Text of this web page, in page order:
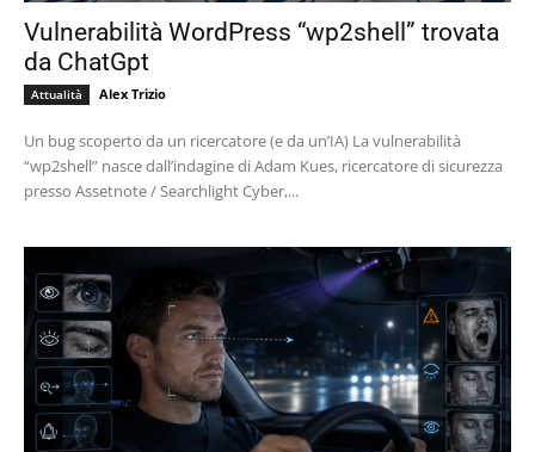
Vulnerabilità WordPress “wp2shell” trovata
da ChatGpt
Attualità Alex Trizio
Un bug scoperto da un ricercatore (e da un’IA) La vulnerabilità
“wp2shell” nasce dall’indagine di Adam Kues, ricercatore di sicurezza
presso Assetnote / Searchlight Cyber,...